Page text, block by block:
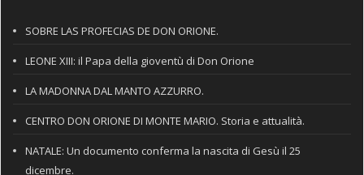
SOBRE LAS PROFECIAS DE DON ORIONE.
LEONE XIII: il Papa della gioventù di Don Orione
LA MADONNA DAL MANTO AZZURRO.
CENTRO DON ORIONE DI MONTE MARIO. Storia e attualità.
NATALE: Un documento conferma la nascita di Gesù il 25
dicembre.